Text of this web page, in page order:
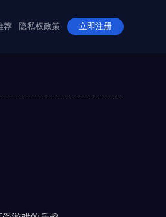
荐 隐私权政策 立即注册